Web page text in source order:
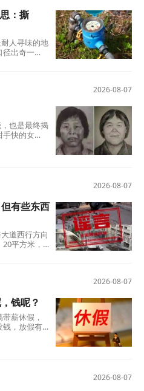
：撕
人寻味的地
径出奇一
人私下商
确——每人负
、余款入账
里有什
2026-08-07
也是最终揭
手快的女
2026-08-07
有些东西
道西行方向
平方米，
2026-08-07
钱呢？
薪休假，
钱，放假有
躺着。
2026-08-07